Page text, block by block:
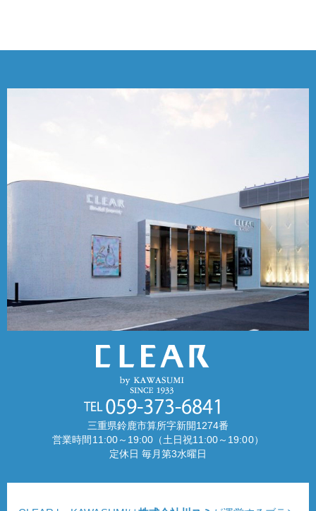
三重県鈴鹿市算所字新開1274番
営業時間11:00～19:00（土日祝11:00～19:00）
定休日 毎月第3水曜日